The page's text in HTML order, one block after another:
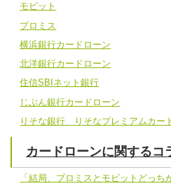
モビット
プロミス
横浜銀行カードローン
北洋銀行カードローン
住信SBIネット銀行
じぶん銀行カードローン
りそな銀行 りそなプレミアムカー
カードローンに関するコ
「結局、プロミスとモビットどっち